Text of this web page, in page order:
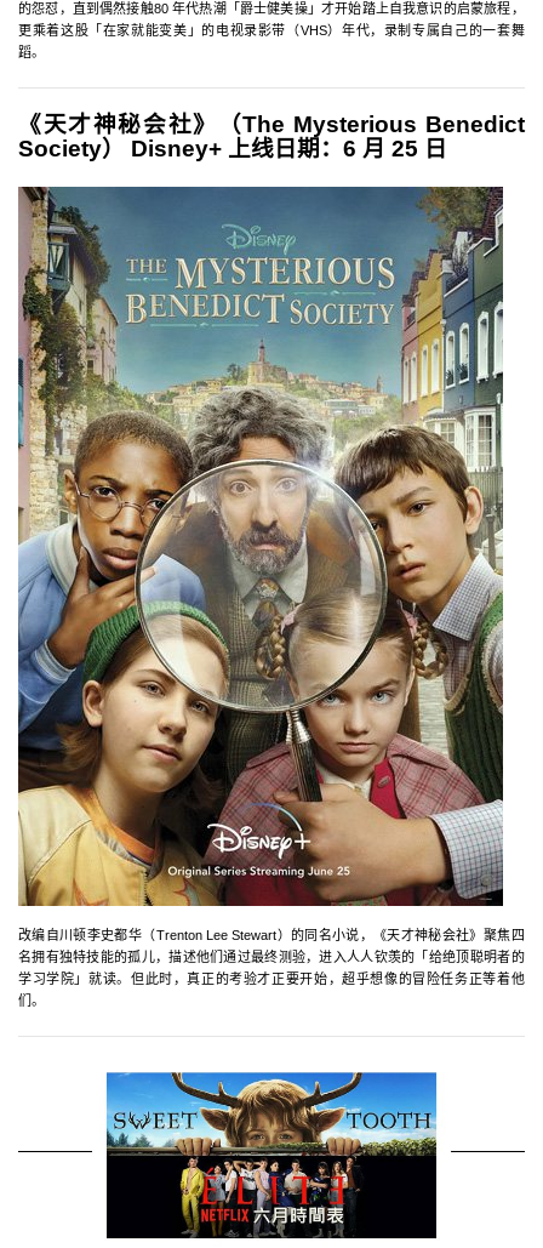
的怨怼，直到偶然接触80 年代热潮「爵士健美操」才开始踏上自我意识的启蒙旅程，
更乘着这股「在家就能变美」的电视录影带（VHS）年代，录制专属自己的一套舞
蹈。
《天才神秘会社》（The Mysterious Benedict
Society） Disney+ 上线日期：6 月 25 日
改编自川顿李史都华（Trenton Lee Stewart）的同名小说，《天才神秘会社》聚焦四
名拥有独特技能的孤儿，描述他们通过最终测验，进入人人钦羡的「给绝顶聪明者的
学习学院」就读。但此时，真正的考验才正要开始，超乎想像的冒险任务正等着他
们。